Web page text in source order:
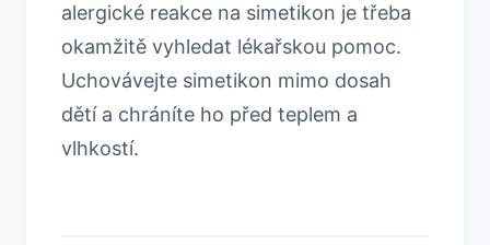
alergické reakce na simetikon je třeba
okamžitě vyhledat lékařskou pomoc.
Uchovávejte simetikon mimo dosah
dětí a chráníte ho před teplem a
vlhkostí.